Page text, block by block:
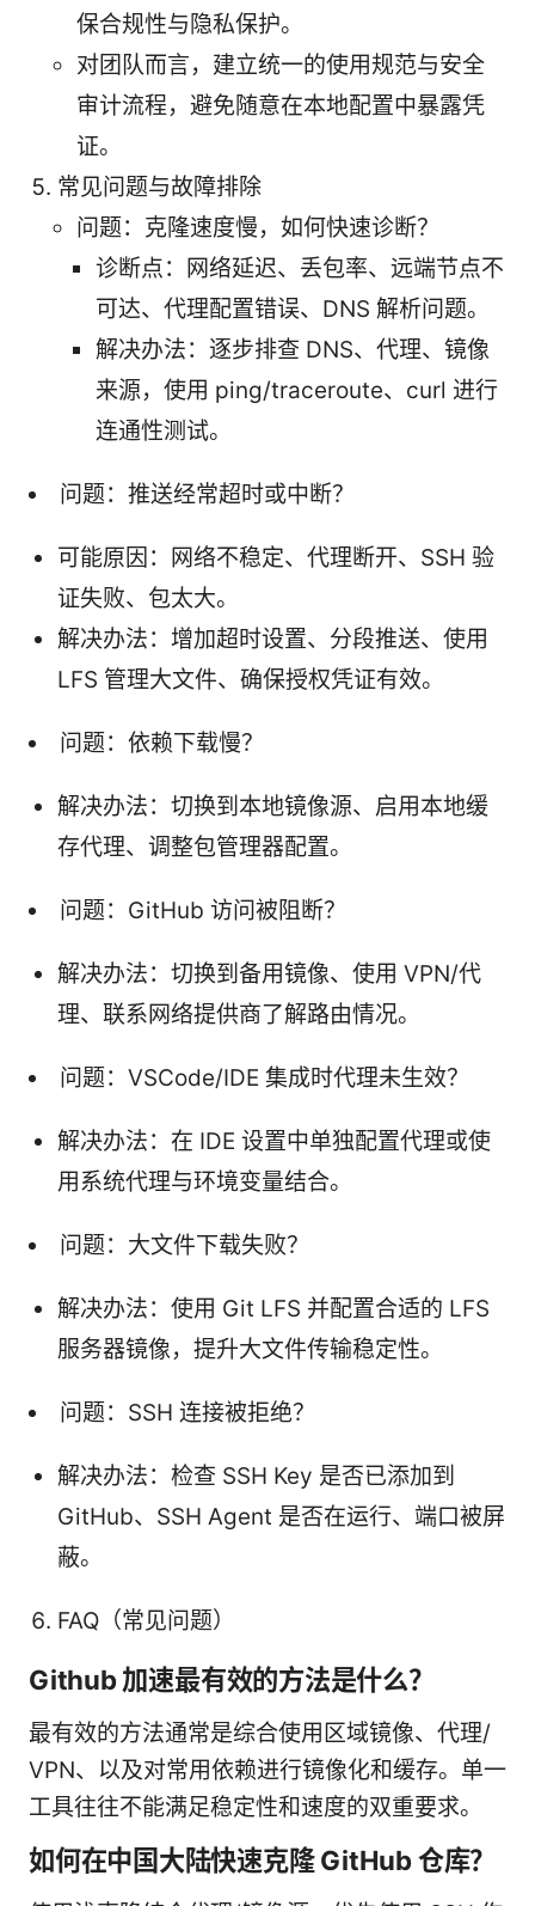
保合规性与隐私保护。
对团队而言，建立统一的使用规范与安全
审计流程，避免随意在本地配置中暴露凭
证。
常见问题与故障排除
问题：克隆速度慢，如何快速诊断？
诊断点：网络延迟、丢包率、远端节点不
可达、代理配置错误、DNS 解析问题。
解决办法：逐步排查 DNS、代理、镜像
来源，使用 ping/traceroute、curl 进行
连通性测试。
问题：推送经常超时或中断？
可能原因：网络不稳定、代理断开、SSH 验
证失败、包太大。
解决办法：增加超时设置、分段推送、使用
LFS 管理大文件、确保授权凭证有效。
问题：依赖下载慢？
解决办法：切换到本地镜像源、启用本地缓
存代理、调整包管理器配置。
问题：GitHub 访问被阻断？
解决办法：切换到备用镜像、使用 VPN/代
理、联系网络提供商了解路由情况。
问题：VSCode/IDE 集成时代理未生效？
解决办法：在 IDE 设置中单独配置代理或使
用系统代理与环境变量结合。
问题：大文件下载失败？
解决办法：使用 Git LFS 并配置合适的 LFS
服务器镜像，提升大文件传输稳定性。
问题：SSH 连接被拒绝？
解决办法：检查 SSH Key 是否已添加到
GitHub、SSH Agent 是否在运行、端口被屏
蔽。
FAQ（常见问题）
Github 加速最有效的方法是什么？
最有效的方法通常是综合使用区域镜像、代理/
VPN、以及对常用依赖进行镜像化和缓存。单一
工具往往不能满足稳定性和速度的双重要求。
如何在中国大陆快速克隆 GitHub 仓库？